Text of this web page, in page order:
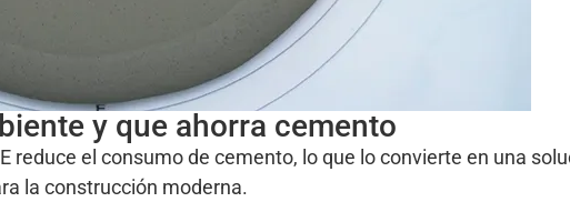
y que ahorra cemento
reduce el consumo de cemento, lo que lo convierte en una
la construcción moderna.